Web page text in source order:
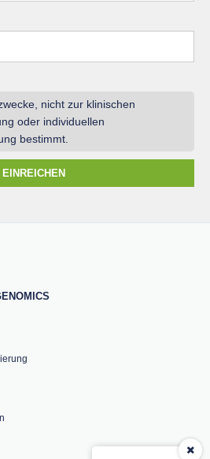
nicht zur klinischen
oder individuellen
bestimmt.
EINREICHEN